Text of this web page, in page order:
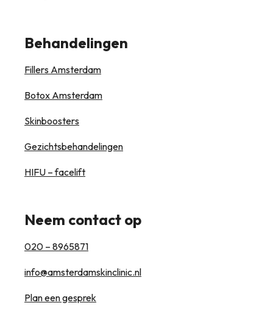
Behandelingen
Fillers Amsterdam
Botox Amsterdam
Skinboosters
Gezichtsbehandelingen
HIFU – facelift
Neem contact op
020 – 8965871
info@amsterdamskinclinic.nl
Plan een gesprek